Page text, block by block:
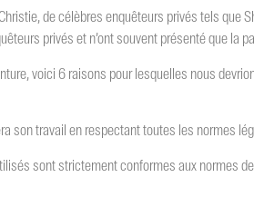
de célèbres enquêteurs privés tels que
privés et n’ont souvent présenté que la
voici 6 raisons pour lesquelles nous
son travail en respectant toutes les normes
sont strictement conformes aux normes